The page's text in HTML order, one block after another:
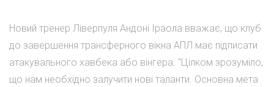
Новий тренер Ліверпуля Андоні Іраола вважає, що клуб
до завершення трансферного вікна АПЛ має підписати
атакувального хавбека або вінгера. "Цілком зрозуміло,
що нам необхідно залучити нові таланти. Основна мета